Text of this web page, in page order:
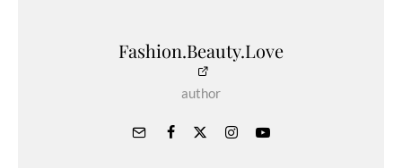
Fashion.Beauty.Love
author